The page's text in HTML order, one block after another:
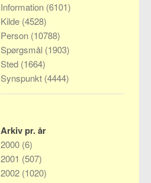
Information (6101)
Kilde (4528)
Person (10788)
Spørgsmål (1903)
Sted (1664)
Synspunkt (4444)
Arkiv pr. år
2000 (6)
2001 (507)
2002 (1020)